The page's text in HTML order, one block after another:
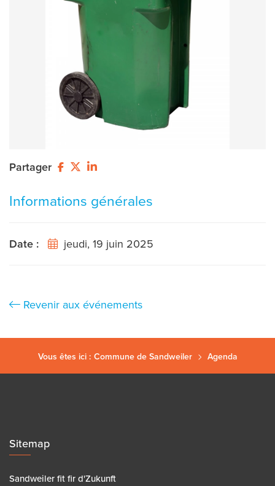
Partager
Informations générales
Date : jeudi, 19 juin 2025
Revenir aux événements
Vous êtes ici : Commune de Sandweiler Agenda
Sitemap
Sandweiler fit fir d'Zukunft